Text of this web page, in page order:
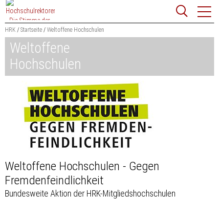
Zum
Content
springen
Suchbegriff
HRK Startseite Weltoffene Hochschulen
Weltoffene
Hochschulen
Weltoffene Hochschulen - Gegen
Fremdenfeindlichkeit
Bundesweite Aktion der HRK-Mitgliedshochschulen